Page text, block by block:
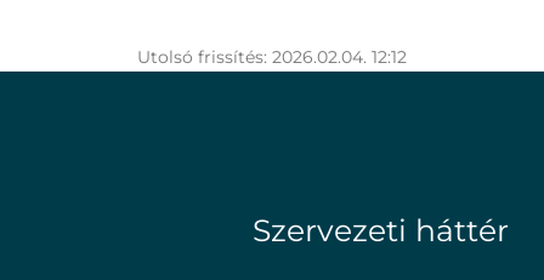
Utolsó frissítés: 2026.02.04. 12:12
Szervezeti háttér